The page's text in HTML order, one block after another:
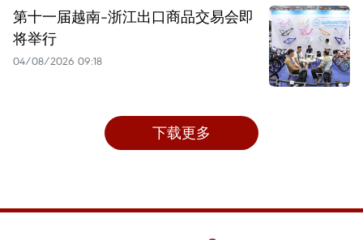
第十一届越南-浙江出口商品交易会即
将举行
04/08/2026 09:18
下载更多